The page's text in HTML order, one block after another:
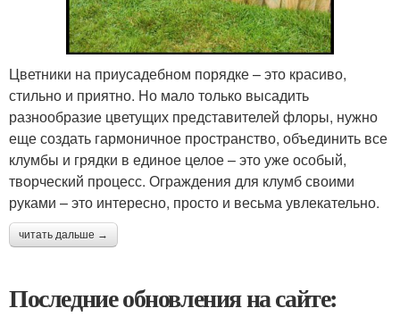
Цветники на приусадебном порядке – это красиво,
стильно и приятно. Но мало только высадить
разнообразие цветущих представителей флоры, нужно
еще создать гармоничное пространство, объединить все
клумбы и грядки в единое целое – это уже особый,
творческий процесс. Ограждения для клумб своими
руками – это интересно, просто и весьма увлекательно.
читать дальше →
Последние обновления на сайте: